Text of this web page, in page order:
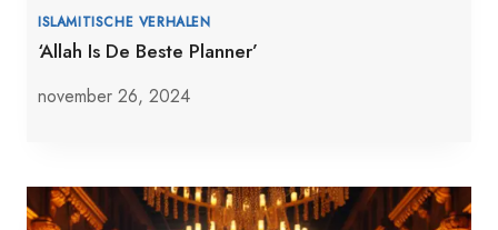
ISLAMITISCHE VERHALEN
‘Allah Is De Beste Planner’
november 26, 2024